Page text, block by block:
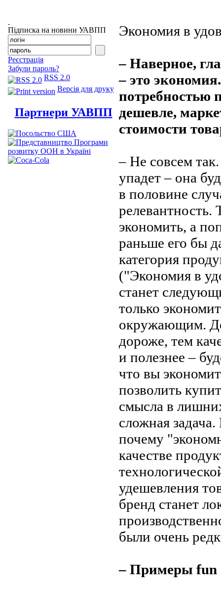
Підписка на новини УАВПП
Реєстрація
Забули пароль?
RSS 2.0
Версія для друку
Партнери УАВПП
Экономия в
– Наверное,
– это
потребностью
дешевле,
стоимости
– Не совсем
упадет – она
в половине
релевантность.
экономить, а
раньше его бы
категория
("Экономия в
станет
только
окружающим.
дороже, тем
и полезнее –
что вы
позволить
смысла в
сложная
почему
качестве
удешевления
бренд станет
были очень
– Примеры fun